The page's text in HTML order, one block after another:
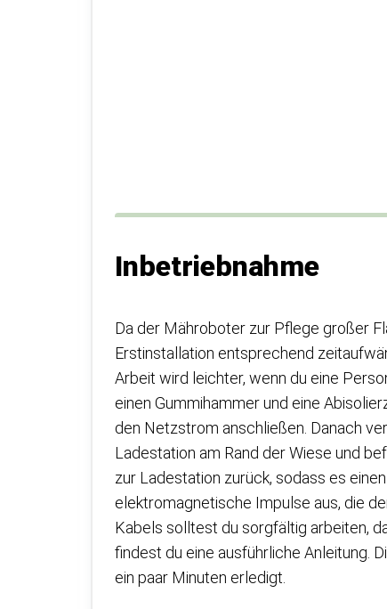
Inbetriebnahme
Da der Mähroboter zur Pflege großer
Erstinstallation entsprechend
Arbeit wird leichter, wenn du eine
einen Gummihammer und eine
den Netzstrom anschließen. Danach
Ladestation am Rand der Wiese und
zur Ladestation zurück, sodass es
elektromagnetische Impulse aus, die
Kabels solltest du sorgfältig arbeiten,
findest du eine ausführliche Anleitung.
ein paar Minuten erledigt.